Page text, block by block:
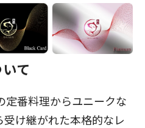
て
番料理からユニークな
け継がれた本格的なレ